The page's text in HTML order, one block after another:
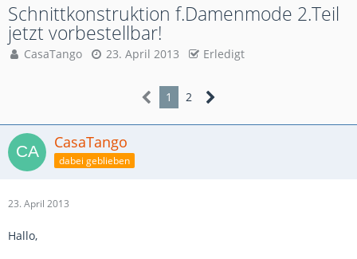
Schnittkonstruktion f.Damenmode 2.Teil
jetzt vorbestellbar!
CasaTango 23. April 2013 Erledigt
1 2
CasaTango
dabei geblieben
23. April 2013
Hallo,